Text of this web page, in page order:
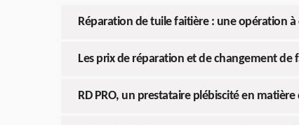
Réparation de tuile faitière : une opération
Les prix de réparation et de changement de
RD PRO, un prestataire plébiscité en